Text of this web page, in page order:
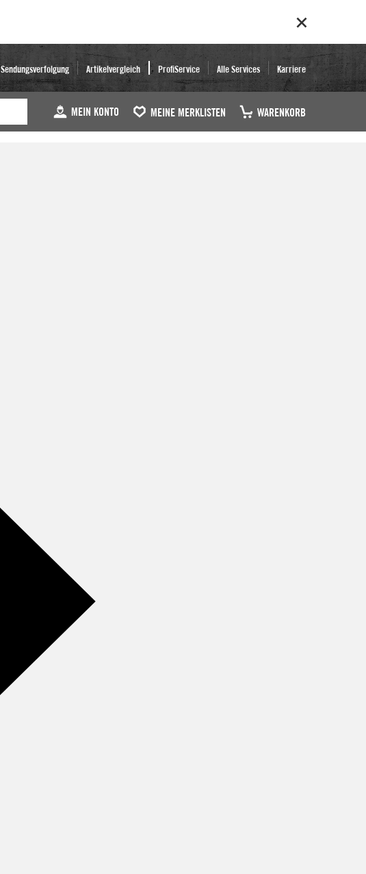
Sendungsverfolgung Artikelvergleich ProfiService Alle Services Karriere
MEIN KONTO MEINE MERKLISTEN WARENKORB